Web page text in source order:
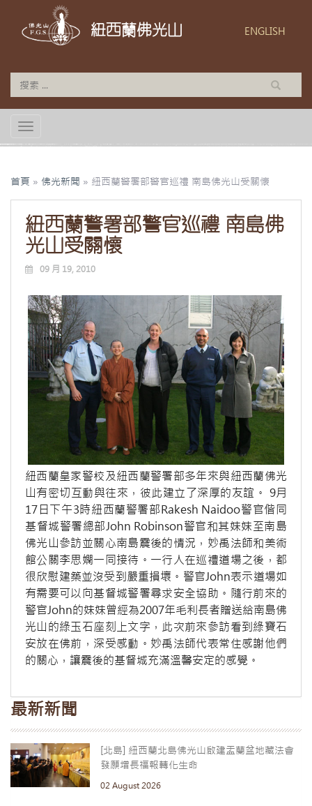
紐西蘭佛光山 ENGLISH
TOGGLE NAVIGATION
首頁 » 佛光新聞 » 紐西蘭警署部警官巡禮 南島佛光山受關懷
紐西蘭警署部警官巡禮 南島佛
光山受關懷
09 月 19, 2010
紐西蘭皇家警校及紐西蘭警署部多年來與紐西蘭佛光
山有密切互動與往來，彼此建立了深厚的友誼。 9月
17日下午3時紐西蘭警署部Rakesh Naidoo警官偕同
基督城警署總部John Robinson警官和其妹妹至南島
佛光山參訪並關心南島震後的情況，妙禹法師和美術
館公關李思嫻一同接待。一行人在巡禮道場之後，都
很欣慰建築並沒受到嚴重損壞。警官John表示道場如
有需要可以向基督城警署尋求安全協助。隨行前來的
警官John的妹妹曾經為2007年毛利長者贈送給南島佛
光山的綠玉石座刻上文字，此次前來參訪看到綠寶石
安放在佛前，深受感動。妙禹法師代表常住感謝他們
的關心，讓震後的基督城充滿溫馨安定的感覺。
最新新聞
[北島] 紐西蘭北島佛光山啟建盂蘭盆地藏法會
發願增長福報轉化生命
02 August 2026